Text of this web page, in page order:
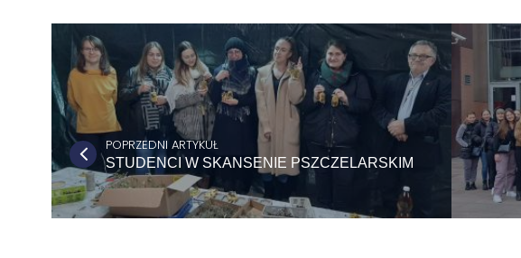
POPRZEDNI ARTYKUŁ
STUDENCI W SKANSENIE PSZCZELARSKIM